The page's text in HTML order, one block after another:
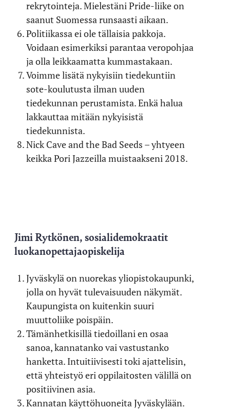
rekrytointeja. Mielestäni Pride-liike on
saanut Suomessa runsaasti aikaan.
Politiikassa ei ole tällaisia pakkoja.
Voidaan esimerkiksi parantaa veropohjaa
ja olla leikkaamatta kummastakaan.
Voimme lisätä nykyisiin tiedekuntiin
sote-koulutusta ilman uuden
tiedekunnan perustamista. Enkä halua
lakkauttaa mitään nykyisistä
tiedekunnista.
Nick Cave and the Bad Seeds – yhtyeen
keikka Pori Jazzeilla muistaakseni 2018.
Jimi Rytkönen, sosialidemokraatit
luokanopettajaopiskelija
Jyväskylä on nuorekas yliopistokaupunki,
jolla on hyvät tulevaisuuden näkymät.
Kaupungista on kuitenkin suuri
muuttoliike poispäin.
Tämänhetkisillä tiedoillani en osaa
sanoa, kannatanko vai vastustanko
hanketta. Intuitiivisesti toki ajattelisin,
että yhteistyö eri oppilaitosten välillä on
positiivinen asia.
Kannatan käyttöhuoneita Jyväskylään.